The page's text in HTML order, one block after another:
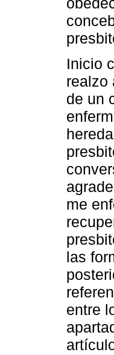
Inicio
realzo
de un
me
las
entre